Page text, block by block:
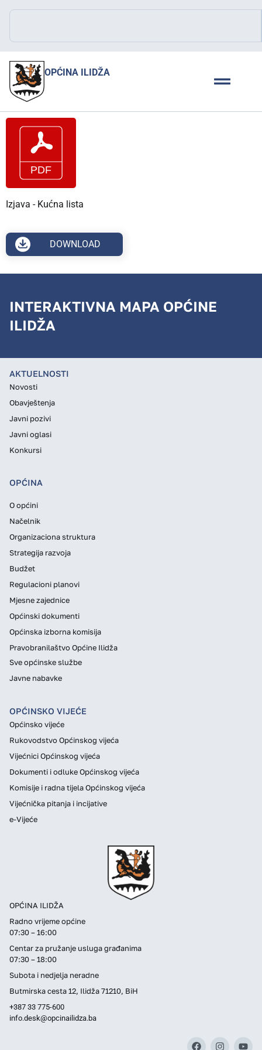
OPĆINA ILIDŽA
Izjava - Kućna lista
DOWNLOAD
INTERAKTIVNA MAPA OPĆINE
ILIDŽA
OPĆINA ILIDŽA
Radno vrijeme općine
07:30 – 16:00
Centar za pružanje usluga građanima
07:30 – 18:00
Subota i nedjelja neradne
Butmirska cesta 12, Ilidža 71210, BiH
+387 33 775-600
info.desk@opcinailidza.ba
AKTUELNOSTI
Novosti
Obavještenja
Javni pozivi
Javni oglasi
Konkursi
OPĆINA
O općini
Načelnik
Organizaciona struktura
Strategija razvoja
Budžet
Regulacioni planovi
Mjesne zajednice
Općinski dokumenti
Općinska izborna komisija
Pravobranilaštvo Općine Ilidža
Sve općinske službe
Javne nabavke
OPĆINSKO VIJEĆE
Općinsko vijeće
Rukovodstvo Općinskog vijeća
Vijećnici Općinskog vijeća
Dokumenti i odluke Općinskog vijeća
Komisije i radna tijela Općinskog vijeća
Vijećnička pitanja i incijative
e-Vijeće